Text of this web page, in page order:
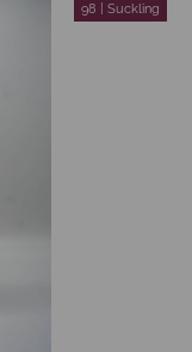
98 | Suckling